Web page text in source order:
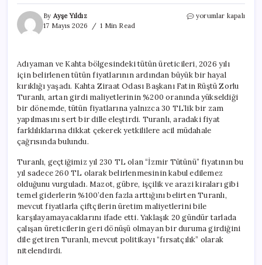
By Ayşe Yıldız
17 Mayıs 2026
1 Min Read
Adıyaman
“Bu
Ücret
Emeğimize
İhanet”
için
yorumlar kapalı
Adıyaman ve Kahta bölgesindeki tütün üreticileri, 2026 yılı
için belirlenen tütün fiyatlarının ardından büyük bir hayal
kırıklığı yaşadı. Kahta Ziraat Odası Başkanı Fatin Rüştü Zorlu
Turanlı, artan girdi maliyetlerinin %200 oranında yükseldiği
bir dönemde, tütün fiyatlarına yalnızca 30 TL’lik bir zam
yapılmasını sert bir dille eleştirdi. Turanlı, aradaki fiyat
farklılıklarına dikkat çekerek yetkililere acil müdahale
çağrısında bulundu.
Turanlı, geçtiğimiz yıl 230 TL olan “İzmir Tütünü” fiyatının bu
yıl sadece 260 TL olarak belirlenmesinin kabul edilemez
olduğunu vurguladı. Mazot, gübre, işçilik ve arazi kiraları gibi
temel giderlerin %100’den fazla arttığını belirten Turanlı,
mevcut fiyatlarla çiftçilerin üretim maliyetlerini bile
karşılayamayacaklarını ifade etti. Yaklaşık 20 gündür tarlada
çalışan üreticilerin geri dönüşü olmayan bir duruma girdiğini
dile getiren Turanlı, mevcut politikayı “fırsatçılık” olarak
nitelendirdi.